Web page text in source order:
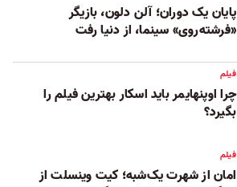
پایان یک دوران؛ آلن دلون، بازیگر
«فرشته‌روی» سینما، از دنیا رفت
فیلم
چرا اوپنهایمر باید اسکار بهترین فیلم را
بگیرد؟‌
فیلم
امان از شهرت یک‌شبه؛ کیت وینسلت از